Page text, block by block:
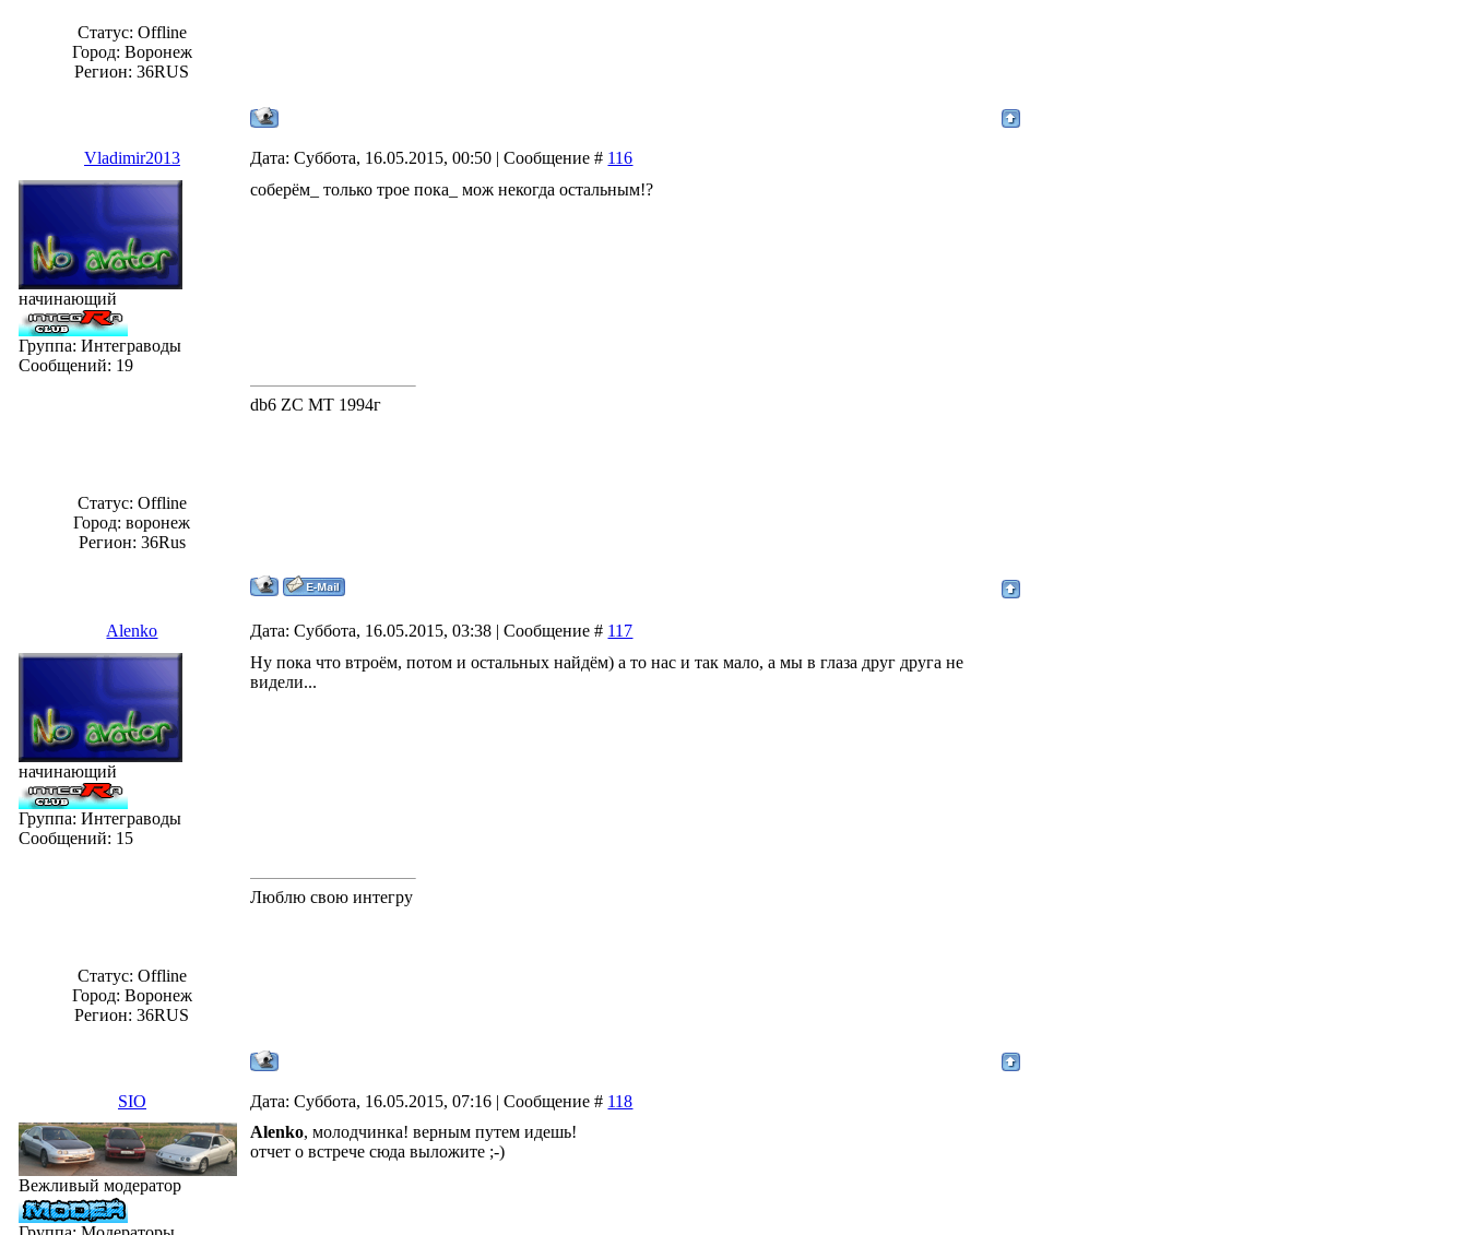
Статус: Offline
Город: Воронеж
Регион: 36RUS
Vladimir2013 Дата: Суббота, 16.05.2015, 00:50 | Сообщение # 116
начинающий
Группа: Интеграводы
Сообщений: 19
Статус: Offline
Город: воронеж
Регион: 36Rus
соберём_ только трое пока_ мож некогда остальным!?
db6 ZC MT 1994г
Alenko Дата: Суббота, 16.05.2015, 03:38 | Сообщение # 117
начинающий
Группа: Интеграводы
Сообщений: 15
Статус: Offline
Город: Воронеж
Регион: 36RUS
Ну пока что втроём, потом и остальных найдём) а то нас и так мало, а мы в глаза друг друга не
видели...
Люблю свою интегру
SIO Дата: Суббота, 16.05.2015, 07:16 | Сообщение # 118
Вежливый модератор
Alenko, молодчинка! верным путем идешь!
отчет о встрече сюда выложите ;-)